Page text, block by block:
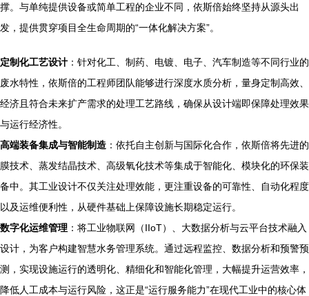
撑。与单纯提供设备或简单工程的企业不同，依斯倍始终坚持从源头出
发，提供贯穿项目全生命周期的“一体化解决方案”。
定制化工艺设计 ：针对化工、制药、电镀、电子、汽车制造等不同行业的
废水特性，依斯倍的工程师团队能够进行深度水质分析，量身定制高效、
经济且符合未来扩产需求的处理工艺路线，确保从设计端即保障处理效果
与运行经济性。
高端装备集成与智能制造 ：依托自主创新与国际化合作，依斯倍将先进的
膜技术、蒸发结晶技术、高级氧化技术等集成于智能化、模块化的环保装
备中。其工业设计不仅关注处理效能，更注重设备的可靠性、自动化程度
以及运维便利性，从硬件基础上保障设施长期稳定运行。
数字化运维管理 ：将工业物联网（IIoT）、大数据分析与云平台技术融入
设计，为客户构建智慧水务管理系统。通过远程监控、数据分析和预警预
测，实现设施运行的透明化、精细化和智能化管理，大幅提升运营效率，
降低人工成本与运行风险，这正是“运行服务能力”在现代工业中的核心体